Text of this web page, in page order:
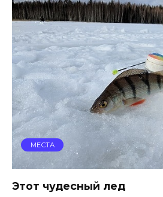
МЕСТА
Этот чудесный лед